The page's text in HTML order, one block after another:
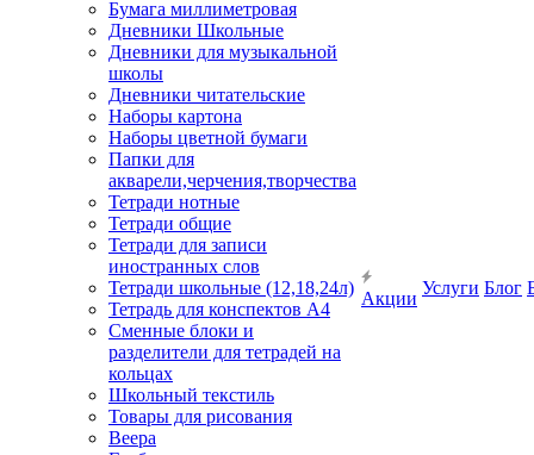
Бумага миллиметровая
Дневники Школьные
Дневники для музыкальной
школы
Дневники читательские
Наборы картона
Наборы цветной бумаги
Папки для
акварели,черчения,творчества
Тетради нотные
Тетради общие
Тетради для записи
иностранных слов
Тетради школьные (12,18,24л)
Тетрадь для конспектов А4
Сменные блоки и
разделители для тетрадей на
кольцах
Школьный текстиль
Товары для рисования
Веера
Акции
Услуги Блог